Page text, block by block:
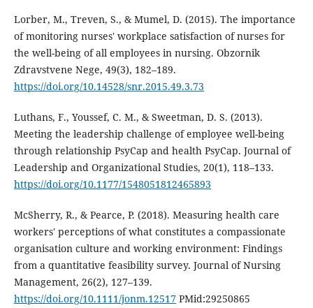
Lorber, M., Treven, S., & Mumel, D. (2015). The importance
of monitoring nurses' workplace satisfaction of nurses for
the well-being of all employees in nursing. Obzornik
Zdravstvene Nege, 49(3), 182–189.
https://doi.org/10.14528/snr.2015.49.3.73
Luthans, F., Youssef, C. M., & Sweetman, D. S. (2013).
Meeting the leadership challenge of employee well-being
through relationship PsyCap and health PsyCap. Journal of
Leadership and Organizational Studies, 20(1), 118–133.
https://doi.org/10.1177/1548051812465893
McSherry, R., & Pearce, P. (2018). Measuring health care
workers' perceptions of what constitutes a compassionate
organisation culture and working environment: Findings
from a quantitative feasibility survey. Journal of Nursing
Management, 26(2), 127–139.
https://doi.org/10.1111/jonm.12517PMid:29250865